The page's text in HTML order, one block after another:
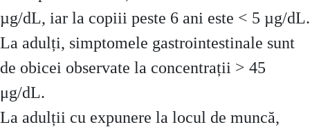
µg/dL, iar la copiii peste 6 ani este < 5 µg/dL.
La adulți, simptomele gastrointestinale sunt
de obicei observate la concentrații > 45
μg/dL.
La adulții cu expunere la locul de muncă,